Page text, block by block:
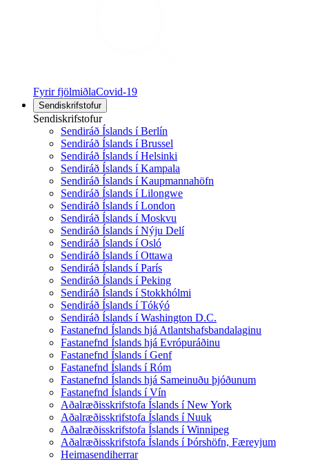
Fyrir fjölmiðlaCovid-19
Sendiskrifstofur
Sendiskrifstofur
Sendiráð Íslands í Berlín
Sendiráð Íslands í Brussel
Sendiráð Íslands í Helsinki
Sendiráð Íslands í Kampala
Sendiráð Íslands í Kaupmannahöfn
Sendiráð Íslands í Lilongwe
Sendiráð Íslands í London
Sendiráð Íslands í Moskvu
Sendiráð Íslands í Nýju Delí
Sendiráð Íslands í Osló
Sendiráð Íslands í Ottawa
Sendiráð Íslands í París
Sendiráð Íslands í Peking
Sendiráð Íslands í Stokkhólmi
Sendiráð Íslands í Tókýó
Sendiráð Íslands í Washington D.C.
Fastanefnd Íslands hjá Atlantshafsbandalaginu
Fastanefnd Íslands hjá Evrópuráðinu
Fastanefnd Íslands í Genf
Fastanefnd Íslands í Róm
Fastanefnd Íslands hjá Sameinuðu þjóðunum
Fastanefnd Íslands í Vín
Aðalræðisskrifstofa Íslands í New York
Aðalræðisskrifstofa Íslands í Nuuk
Aðalræðisskrifstofa Íslands í Winnipeg
Aðalræðisskrifstofa Íslands í Þórshöfn, Færeyjum
Heimasendiherrar